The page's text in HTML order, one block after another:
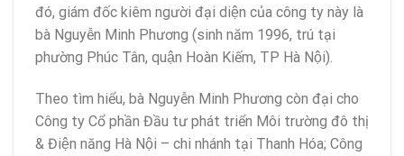
đó, giám đốc kiêm người đại diện của công ty này là
bà Nguyễn Minh Phương (sinh năm 1996, trú tại
phường Phúc Tân, quận Hoàn Kiếm, TP Hà Nội).
Theo tìm hiểu, bà Nguyễn Minh Phương còn đại cho
Công ty Cổ phần Đầu tư phát triển Môi trường đô thị
& Điện năng Hà Nội – chi nhánh tại Thanh Hóa; Công